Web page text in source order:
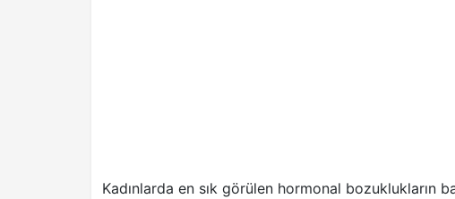
Kadınlarda en sık görülen hormonal bozuklukların